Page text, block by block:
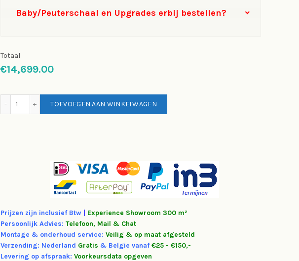
Baby/Peuterschaal en Upgrades erbij bestellen?
Totaal
€14,699.00
TOEVOEGEN AAN WINKELWAGEN
Prijzen zijn inclusief Btw Experience Showroom 300 m²
Persoonlijk Advies: Telefoon, Mail & Chat
Montage & onderhoud service: Veilig & op maat afgesteld
Verzending: Nederland Gratis & Belgie vanaf €25 - €150,-
Levering op afspraak: Voorkeursdata opgeven